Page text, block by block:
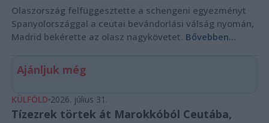
Olaszország felfüggesztette a schengeni egyezményt
Spanyolországgal a ceutai bevándorlási válság nyomán,
Madrid bekérette az olasz nagykövetet. Bővebben...
Ajánljuk még
KÜLFÖLD 2026. július 31.
Tízezrek törtek át Marokkóból Ceutába,